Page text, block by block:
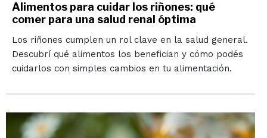
Alimentos para cuidar los riñones: qué
comer para una salud renal óptima
Los riñones cumplen un rol clave en la salud general.
Descubrí qué alimentos los benefician y cómo podés
cuidarlos con simples cambios en tu alimentación.